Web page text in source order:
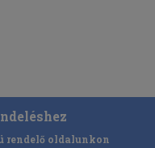
rendelő oldalunkon